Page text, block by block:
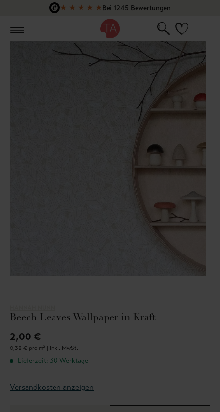
Zum Hauptinhalt springen
★ ★ ★ ★ ★Bei 1245 Bewertungen
Beech Leaves Wallpaper in Kraft
2,00 €
0,38 € pro m² | inkl. MwSt.
Lieferzeit: 30 Werktage
Versandkosten anzeigen